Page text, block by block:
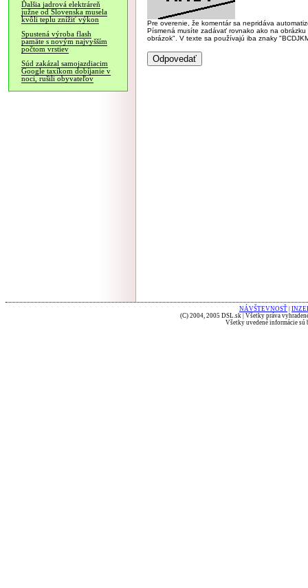
Ďalšia jadrová elektráreň
južne od Slovenska musela
kvôli teplu znížiť výkon
Spustená výroba flash
pamäte s novým najvyšším
počtom vrstiev
Súd zakázal samojazdiacim
Google taxíkom dobíjanie v
noci, rušili obyvateľov
Pre overenie, že komentár sa nepridáva
Písmená musíte zadávať rovnako ako na
obrázok". V texte sa používajú iba znaky
NÁVŠTEVNOSŤ
(C) 2004, 2005 DSL.sk | Všetky práva
Všetky uvedené informácie sú